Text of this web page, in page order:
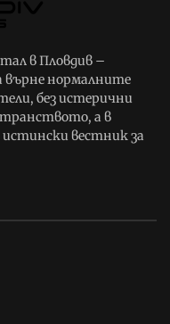
в Пловдив –
върне нормалните
без истерични
а в
вестник за